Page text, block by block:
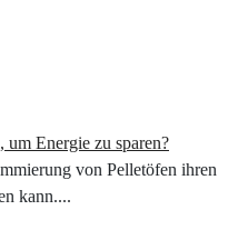
Energie zu sparen?
von Pelletöfen ihren
kann....